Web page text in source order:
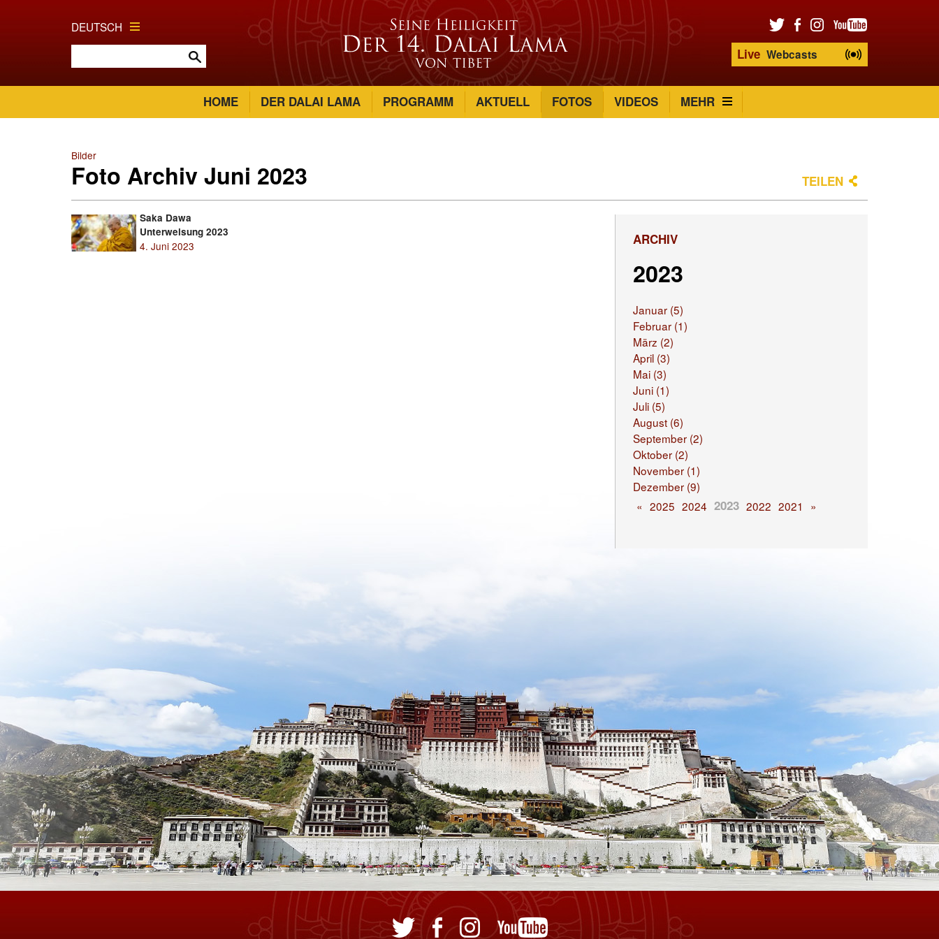
DEUTSCH
Live Webcasts
HOME DER DALAI LAMA PROGRAMM AKTUELL FOTOS VIDEOS MEHR
Bilder
Foto Archiv Juni 2023 TEILEN
Saka Dawa
Unterweisung 2023
4. Juni 2023 ARCHIV
2023
Januar (5)
Februar (1)
März (2)
April (3)
Mai (3)
Juni (1)
Juli (5)
August (6)
September (2)
Oktober (2)
November (1)
Dezember (9)
« 2025 2024 2023 2022 2021 »